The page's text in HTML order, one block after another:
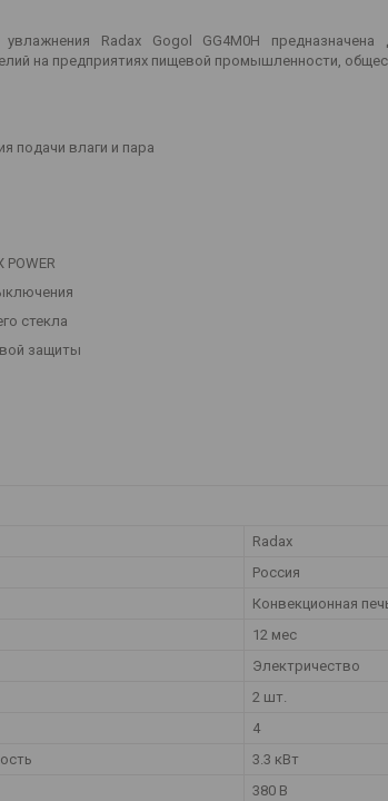
Radax Gogol GG4M0H
на предприятиях пищевой промышленности,
подачи влаги и пара
стекла
защиты
Radax
Россия
Конвекционная
12 мес
Электричество
2 шт.
4
3.3 кВт
380 В